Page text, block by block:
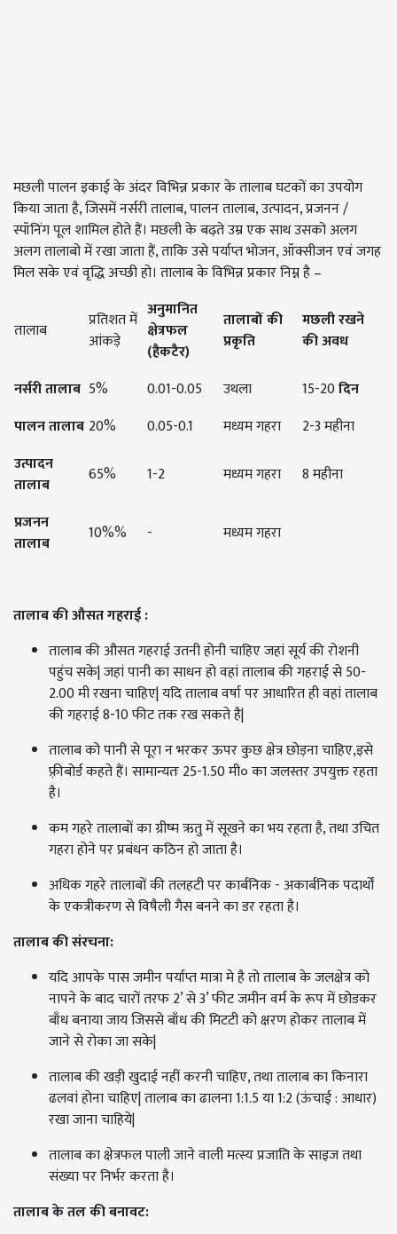
मछली पालन इकाई के अंदर विभिन्न प्रकार के तालाब घटकों का उपयोग
किया जाता है, जिसमें नर्सरी तालाब, पालन तालाब, उत्पादन, प्रजनन /
स्पॉनिंग पूल शामिल होते हैं। मछली के बढ़ते उम्र एक साथ उसको अलग
अलग तालाबो में रखा जाता हैं, ताकि उसे पर्याप्त भोजन, ऑक्सीजन एवं जगह
मिल सके एवं वृद्धि अच्छी हो। तालाब के विभिन्न प्रकार निम्न है –
तालाब
प्रतिशत में
आंकड़े
अनुमानित
क्षेत्रफल
(हैकटैर)
तालाबों की
प्रकृति
मछली रखने
की अवध
नर्सरी तालाब 5% 0.01-0.05 उथला 15-20दिन
पालन ​​तालाब 20% 0.05-0.1 मध्यम गहरा
2-3 महीना
उत्पादन
तालाब
65% 1-2 मध्यम गहरा
8 महीना
प्रजनन
तालाब
10%% - मध्यम गहरा
तालाब की औसत गहराई :
तालाब की औसत गहराई उतनी होनी चाहिए जहां सूर्य की रोशनी
पहुंच सके| जहां पानी का साधन हो वहां तालाब की गहराई से 50-
2.00 मी रखना चाहिए| यदि तालाब वर्षा पर आधारित ही वहां तालाब
की गहराई 8-10 फीट तक रख सकते है|
तालाब को पानी से पूरा न भरकर ऊपर कुछ क्षेत्र छोड़ना चाहिए,इसे
फ़्रीबोर्ड कहते हैं। सामान्यतः 25-1.50 मी० का जलस्तर उपयुक्त रहता
है।
कम गहरे तालाबों का ग्रीष्म ऋतु में सूखने का भय रहता है, तथा उचित
गहरा होने पर प्रबंधन कठिन हो जाता है।
अधिक गहरे तालाबों की तलहटी पर कार्बनिक - अकार्बनिक पदार्थों
के एकत्रीकरण से विषैली गैस बनने का डर रहता है।
तालाब की संरचना:
यदि आपके पास जमीन पर्याप्त मात्रा मे है तो तालाब के जलक्षेत्र को
नापने के बाद चारों तरफ 2’ से 3’ फीट जमीन वर्म के रूप में छोडकर
बाँध बनाया जाय जिससे बाँध की मिटटी को क्षरण होकर तालाब में
जाने से रोका जा सके|
तालाब की खड़ी खुदाई नहीं करनी चाहिए, तथा तालाब का किनारा
ढलवां होना चाहिए| तालाब का ढालना 1:1.5 या 1:2 (ऊंचाई : आधार)
रखा जाना चाहिये|
तालाब का क्षेत्रफल पाली जाने वाली मत्स्य प्रजाति के साइज तथा
संख्या पर निर्भर करता है।
तालाब के तल की बनावट: